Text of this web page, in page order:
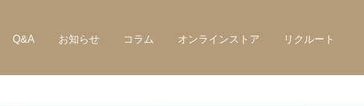
Q&A お知らせ コラム オンラインストア リクルート